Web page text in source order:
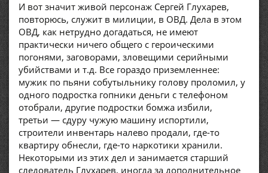
И вот значит живой персонаж Сергей Глухарев,
повторюсь, служит в милиции, в ОВД. Дела в этом
ОВД, как нетрудно догадаться, не имеют
практически ничего общего с героическими
погонями, заговорами, зловещими серийными
убийствами и т.д. Все гораздо приземленнее:
мужик по пьяни собутыльнику голову проломил, у
одного подростка гопники деньги с телефоном
отобрали, другие подростки бомжа избили,
третьи — сдуру чужую машину испортили,
строители инвентарь налево продали, где-то
квартиру обнесли, где-то наркотики хранили.
Некоторыми из этих дел и занимается старший
следователь Глухарев, иногда за дополнительное